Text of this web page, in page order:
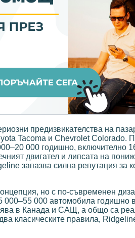
предизвикателства на
Tacoma и Chevrolet Colorado.
000 годишно, включително
двигател и липсата на
запазва силна репутация
но с по-съвременен
000 автомобила годишно
в Канада и САЩ, а общо са
класическите правила,